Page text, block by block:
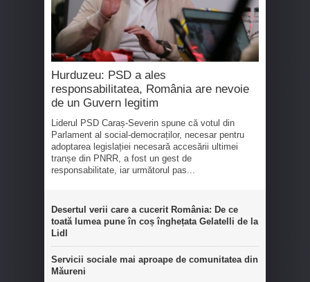
Hurduzeu: PSD a ales
responsabilitatea, România are nevoie
de un Guvern legitim
Liderul PSD Caraș-Severin spune că votul din
Parlament al social-democraților, necesar pentru
adoptarea legislației necesară accesării ultimei
tranșe din PNRR, a fost un gest de
responsabilitate, iar următorul pas...
Desertul verii care a cucerit România: De ce
toată lumea pune în coș înghețata Gelatelli de la
Lidl
Servicii sociale mai aproape de comunitatea din
Măureni